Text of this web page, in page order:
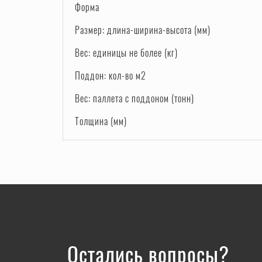
Форма
Размер: длина-ширина-высота (мм)
Вес: единицы не более (кг)
Поддон: кол-во м2
Вес: паллета с поддоном (тонн)
Толщина (мм)
Остались вопросы?